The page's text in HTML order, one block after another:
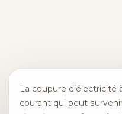
La coupure
courant qui peut